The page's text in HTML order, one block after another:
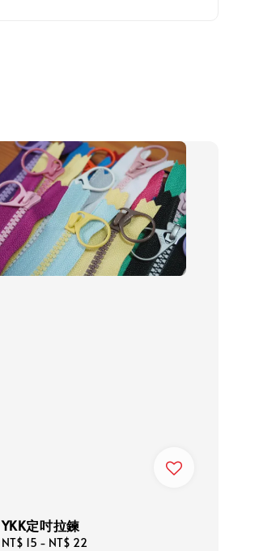
YKK定吋拉鍊
Regular
NT$ 15 - NT$ 22